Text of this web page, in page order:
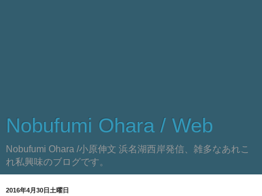
Nobufumi Ohara / Web
Nobufumi Ohara /小原伸文 浜名湖西岸発信、雑多なあれこ
れ私興味のブログです。
2016年4月30日土曜日